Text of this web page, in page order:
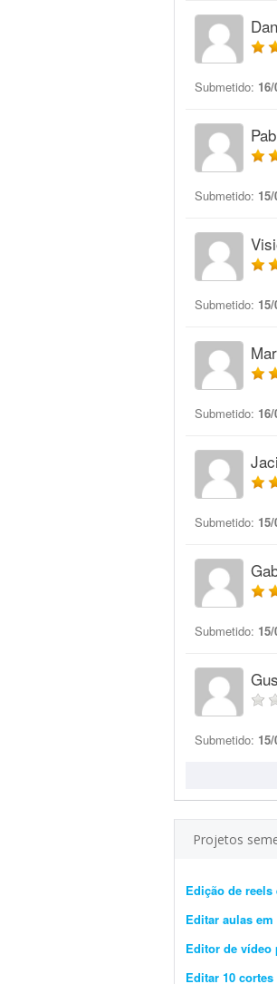
Submetido:
Submetido:
Submetido:
Submetido:
Submetido:
Submetido:
Submetido:
Projetos
Edição de
Editar aulas
Editor de vídeo
Editar 10